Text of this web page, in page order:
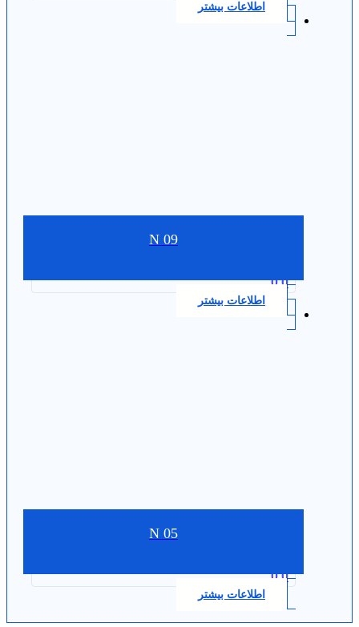
اطلاعات بیشتر
N 09
0.0
اطلاعات بیشتر
N 05
0.0
اطلاعات بیشتر